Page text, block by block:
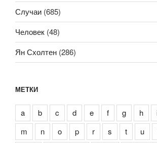
Случаи (685)
Человек (48)
Ян Схолтен (286)
МЕТКИ
a b c d e f g h
m
n o p r s t u